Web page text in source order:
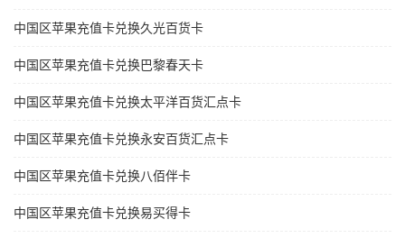
中国区苹果充值卡兑换久光百货卡
中国区苹果充值卡兑换巴黎春天卡
中国区苹果充值卡兑换太平洋百货汇点卡
中国区苹果充值卡兑换永安百货汇点卡
中国区苹果充值卡兑换八佰伴卡
中国区苹果充值卡兑换易买得卡